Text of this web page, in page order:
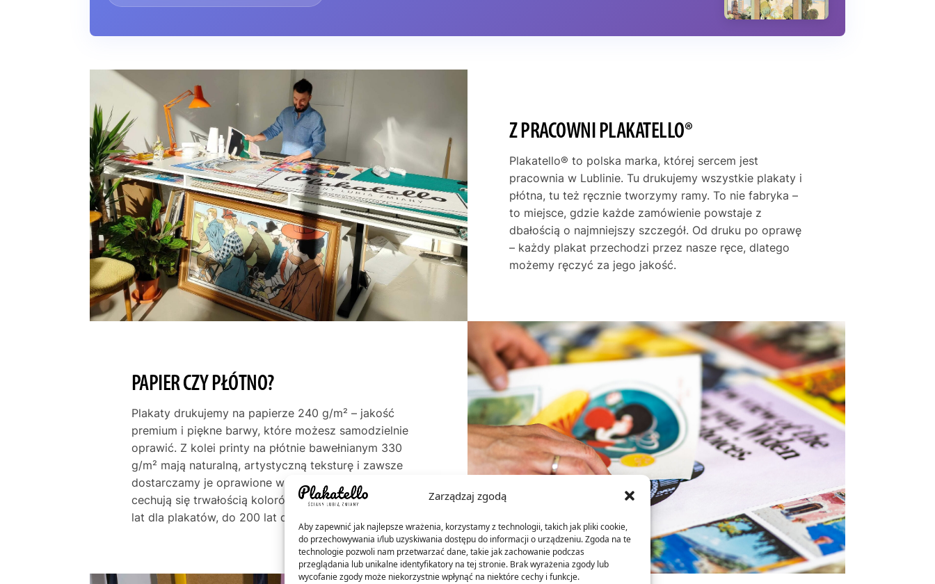
Zarządzaj zgodą
Aby zapewnić jak najlepsze wrażenia, korzystamy z technologii, takich jak pliki cookie,
do przechowywania i/lub uzyskiwania dostępu do informacji o urządzeniu. Zgoda na te
technologie pozwoli nam przetwarzać dane, takie jak zachowanie podczas
przeglądania lub unikalne identyfikatory na tej stronie. Brak wyrażenia zgody lub
wycofanie zgody może niekorzystnie wpłynąć na niektóre cechy i funkcje.
Z PRACOWNI PLAKATELLO®
Plakatello® to polska marka, której sercem jest
pracownia w Lublinie. Tu drukujemy wszystkie plakaty i
płótna, tu też ręcznie tworzymy ramy. To nie fabryka –
to miejsce, gdzie każde zamówienie powstaje z
dbałością o najmniejszy szczegół. Od druku po oprawę
– każdy plakat przechodzi przez nasze ręce, dlatego
możemy ręczyć za jego jakość.
PAPIER CZY PŁÓTNO?
Plakaty drukujemy na papierze 240 g/m² – jakość
premium i piękne barwy, które możesz samodzielnie
oprawić. Z kolei printy na płótnie bawełnianym 330
g/m² mają naturalną, artystyczną teksturę i zawsze
dostarczamy je oprawione w ramę. Oba warianty
cechują się trwałością kolorów przez dekady – do 60
lat dla plakatów, do 200 lat dla płócien.